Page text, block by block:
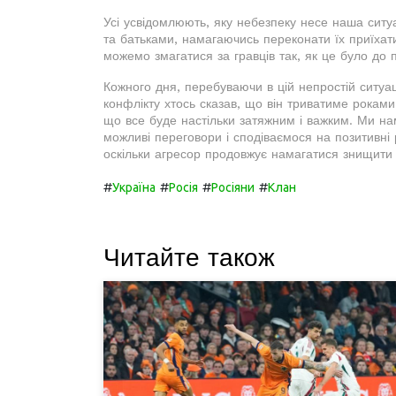
Усі усвідомлюють, яку небезпеку несе наша
та батьками, намагаючись переконати їх
можемо змагатися за гравців так, як це було до
Кожного дня, перебуваючи в цій непростій
конфлікту хтось сказав, що він триватиме
що все буде настільки затяжним і важким. Ми
можливі переговори і сподіваємося на
оскільки агресор продовжує намагатися
#Україна #Росія #Росіяни #Клан
Читайте також